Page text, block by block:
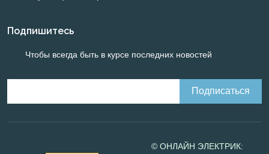
Подпишитесь
Чтобы всегда быть в курсе последних новостей
© ОНЛАЙН ЭЛЕКТРИК: